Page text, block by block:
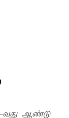
வது ஆண்டு